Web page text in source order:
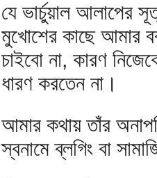
যে ভার্চুয়াল আলাপের
মুখোশের কাছে আমার
চাইবো না, কারণ
ধারণ করতেন না।
আমার কথায় তাঁর
স্বনামে ব্লগিং বা